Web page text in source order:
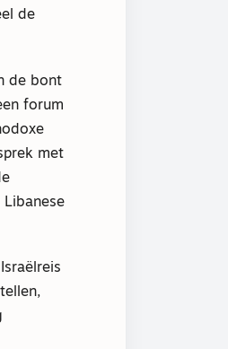
de
de bont
forum
met
Libanese